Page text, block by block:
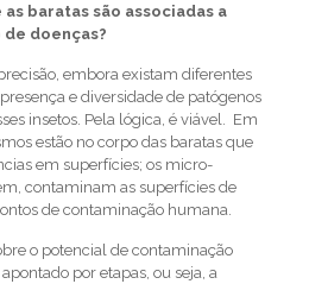
baratas são associadas a
doenças?
embora existam diferentes
e diversidade de patógenos
insetos. Pela lógica, é viável. Em
estão no corpo das baratas que
em superfícies; os micro-
contaminam as superfícies de
de contaminação humana.
o potencial de contaminação
por etapas, ou seja, a